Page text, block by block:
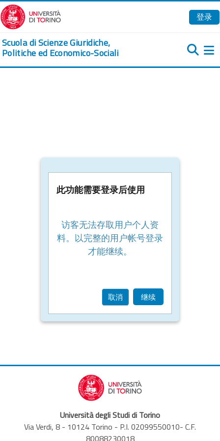
跳到主要内容
登录
Scuola di Scienze Giuridiche,
Politiche ed Economico-Sociali
此功能需要登录后使用
访客无法存取用户个人资
料。以完整的用户帐号登录
才能继续。
取消 继续
Università degli Studi di Torino
Via Verdi, 8 - 10124 Torino - P.I. 02099550010- C.F.
80088230018